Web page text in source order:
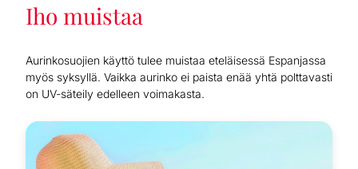
Iho muistaa
Aurinkosuojien käyttö tulee muistaa eteläisessä Espanjassa
myös syksyllä. Vaikka aurinko ei paista enää yhtä polttavasti
on UV-säteily edelleen voimakasta.